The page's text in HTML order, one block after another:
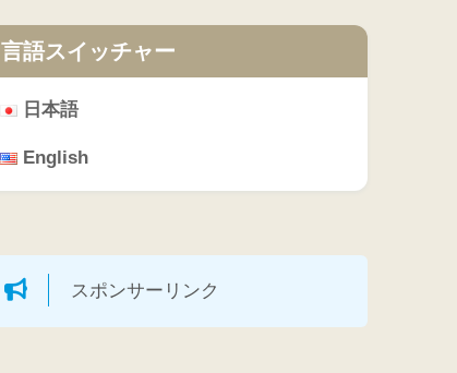
言語スイッチャー
日本語
English
スポンサーリンク